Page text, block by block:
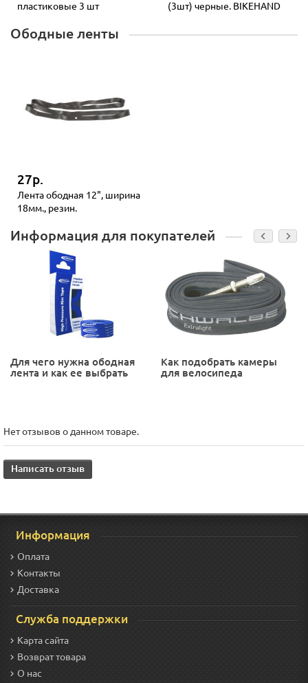
пластиковые 3 шт
(3шт) черные. BIKEHAND
Ободные ленты
27р.
Лента ободная 12", ширина
18мм., резин.
Информация для покупателей
Для чего нужна ободная
лента и как ее выбрать
Как подобрать камеры
для велосипеда
Нет отзывов о данном товаре.
Написать отзыв
Информация
Оплата
Контакты
Доставка
Служба поддержки
Карта сайта
Возврат товара
О нас